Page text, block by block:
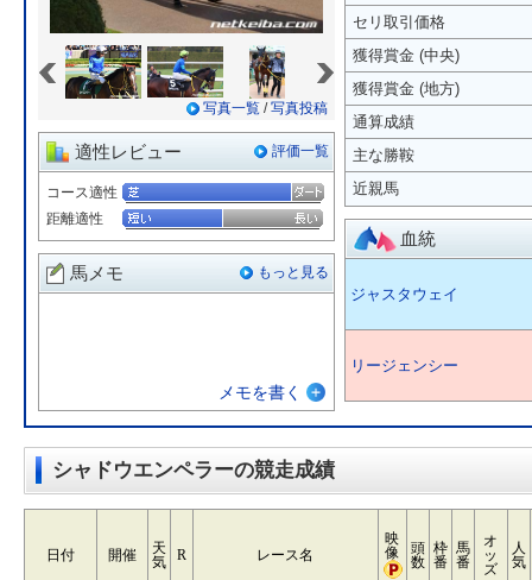
写真一覧 /写真投稿
適性レビュー 評価一覧
コース適性
距離適性
馬メモ もっと見る
メモを書く
セリ取引価格
獲得賞金 (中央)
獲得賞金 (地方)
通算成績
主な勝鞍
近親馬
血統
ジャスタウェイ
リージェンシー
シャドウエンペラーの競走成績
日付 開催
天
気
R レース名
映
像
頭
数
枠
番
馬
番
オ
ッ
ズ
人
気